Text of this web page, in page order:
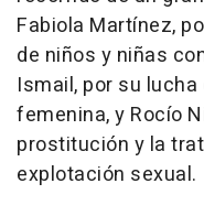
Fabiola Martínez,
de niños y niñas
Ismail, por su
femenina, y Rocío
prostitución y la
explotación sexual.